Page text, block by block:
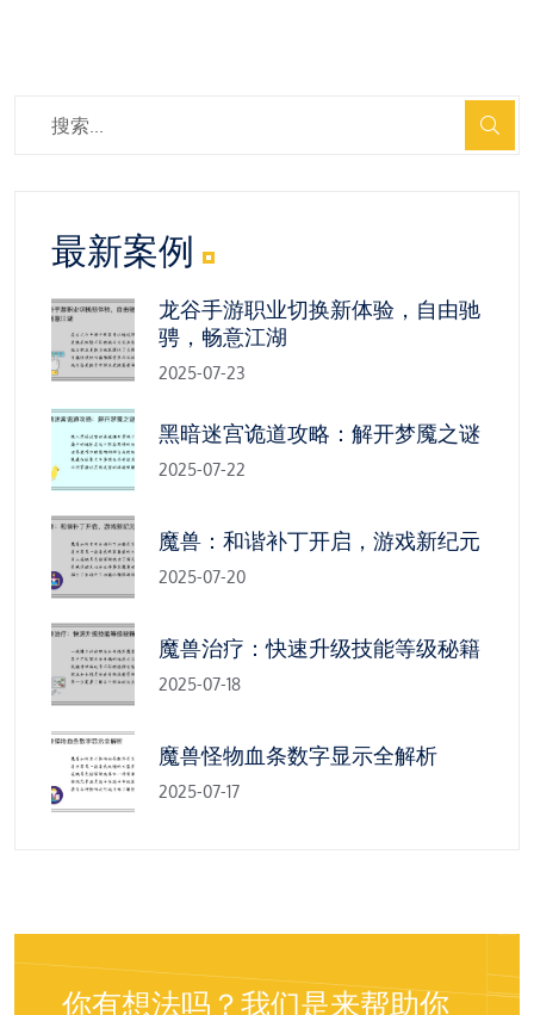
最新案例
龙谷手游职业切换新体验，自由驰
骋，畅意江湖
2025-07-23
黑暗迷宫诡道攻略：解开梦魇之谜
2025-07-22
魔兽：和谐补丁开启，游戏新纪元
2025-07-20
魔兽治疗：快速升级技能等级秘籍
2025-07-18
魔兽怪物血条数字显示全解析
2025-07-17
你有想法吗？我们是来帮助你